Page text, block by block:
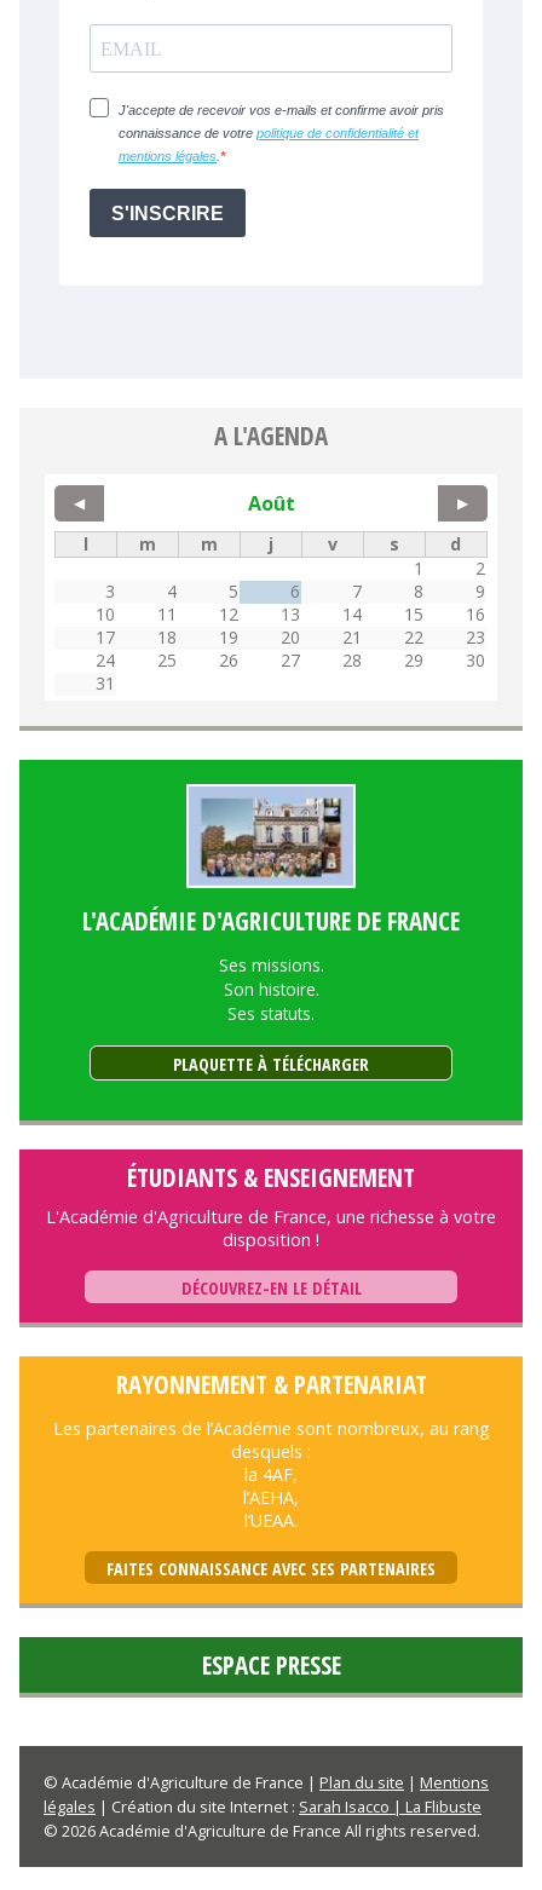
A L'AGENDA
Août
◀ ▶
l m m j v s
d
1
2
3
4 5 6 7 8
9
10
11 12 13 14 15
16
17
18 19 20 21 22
23
24
25 26 27 28 29
30
31
L'ACADÉMIE D'AGRICULTURE DE FRANCE
Ses missions.
Son histoire.
Ses statuts.
PLAQUETTE À TÉLÉCHARGER
ÉTUDIANTS & ENSEIGNEMENT
L'Académie d'Agriculture de France, une richesse à votre
disposition !
DÉCOUVREZ-EN LE DÉTAIL
RAYONNEMENT & PARTENARIAT
Les partenaires de l’Académie sont nombreux, au rang
desquels :
la 4AF,
l’AEHA,
l’UEAA.
FAITES CONNAISSANCE AVEC SES PARTENAIRES
ESPACE PRESSE
© Académie d'Agriculture de France | Plan du site | Mentions
légales | Création du site Internet : Sarah Isacco | La Flibuste
© 2026 Académie d'Agriculture de France All rights reserved.